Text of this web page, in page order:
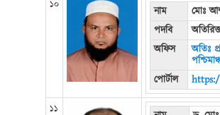
১০ নাম
মোঃ
পদবি
অফিস
অতিঃ
পোর্টাল
১১